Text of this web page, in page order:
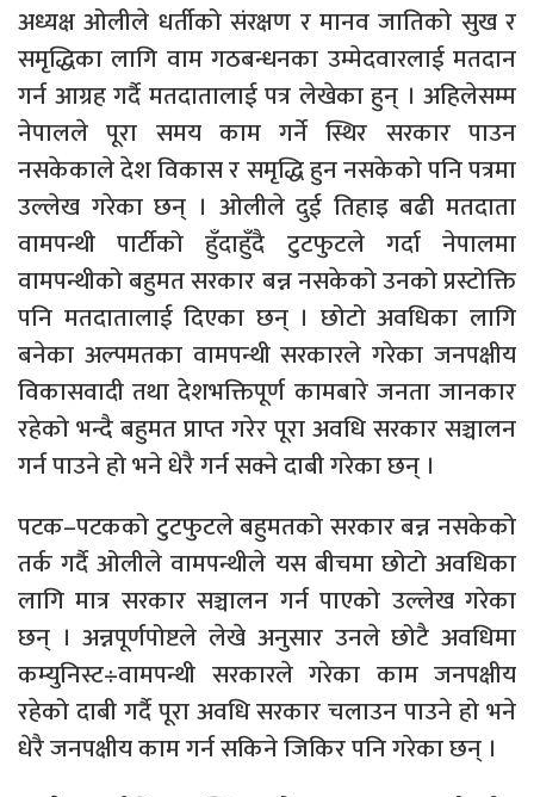
अध्यक्ष ओलीले धर्तीको संरक्षण र मानव जातिको सुख र
समृद्धिका लागि वाम गठबन्धनका उम्मेदवारलाई मतदान
गर्न आग्रह गर्दै मतदातालाई पत्र लेखेका हुन् । अहिलेसम्म
नेपालले पूरा समय काम गर्ने स्थिर सरकार पाउन
नसकेकाले देश विकास र समृद्धि हुन नसकेको पनि पत्रमा
उल्लेख गरेका छन् । ओलीले दुई तिहाइ बढी मतदाता
वामपन्थी पार्टीको हुँदाहुँदै टुटफुटले गर्दा नेपालमा
वामपन्थीको बहुमत सरकार बन्न नसकेको उनको प्रस्टोक्ति
पनि मतदातालाई दिएका छन् । छोटो अवधिका लागि
बनेका अल्पमतका वामपन्थी सरकारले गरेका जनपक्षीय
विकासवादी तथा देशभक्तिपूर्ण कामबारे जनता जानकार
रहेको भन्दै बहुमत प्राप्त गरेर पूरा अवधि सरकार सञ्चालन
गर्न पाउने हो भने धेरै गर्न सक्ने दाबी गरेका छन् ।
पटक–पटकको टुटफुटले बहुमतको सरकार बन्न नसकेको
तर्क गर्दै ओलीले वामपन्थीले यस बीचमा छोटो अवधिका
लागि मात्र सरकार सञ्चालन गर्न पाएको उल्लेख गरेका
छन् । अन्नपूर्णपोष्टले लेखे अनुसार उनले छोटै अवधिमा
कम्युनिस्ट÷वामपन्थी सरकारले गरेका काम जनपक्षीय
रहेको दाबी गर्दै पूरा अवधि सरकार चलाउन पाउने हो भने
धेरै जनपक्षीय काम गर्न सकिने जिकिर पनि गरेका छन् ।